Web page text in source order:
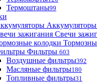
Термоштаны99
Аккумуляторы
Свечи
Фильтры 603
Воздушные фильтры392
Масляные фильтры180
Топливные фильтры31